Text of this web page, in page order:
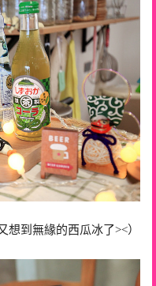
到無緣的西瓜冰了><）